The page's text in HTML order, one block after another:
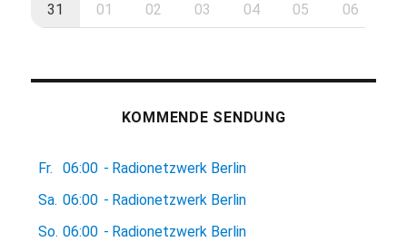
31 01 02 03 04 05 06
KOMMENDE SENDUNG
Fr. 06:00 - Radionetzwerk Berlin
Sa. 06:00 - Radionetzwerk Berlin
So. 06:00 - Radionetzwerk Berlin